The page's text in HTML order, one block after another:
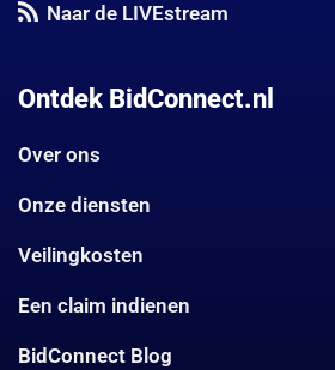
Naar de LIVEstream
Ontdek BidConnect.nl
Over ons
Onze diensten
Veilingkosten
Een claim indienen
BidConnect Blog